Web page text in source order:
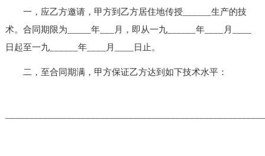
一，应乙方邀请，甲方到乙方居住地传授______生产的技
术。合同期限为_____年___月，即从一九______年____月____
日起至一九______年____月____日止。
二，至合同期满，甲方保证乙方达到如下技术水平：